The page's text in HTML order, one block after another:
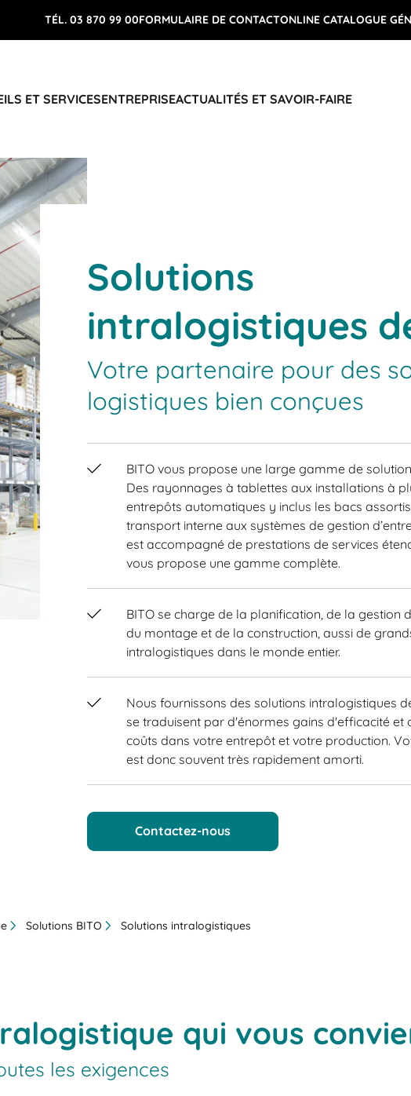
TÉL. 03 870 99 00FORMULAIRE DE CONTACTONLINE CATALOGUE
ET SERVICESENTREPRISEACTUALITÉS ET SAVOIR-FAIRE
Solutions
intralogistiques
Votre partenaire pour des
logistiques bien conçues
BITO vous propose une large gamme de
Des rayonnages à tablettes aux installations à
entrepôts automatiques y inclus les bacs
transport interne aux systèmes de gestion
est accompagné de prestations de services
vous propose une gamme complète.
BITO se charge de la planification, de la gestion
du montage et de la construction, aussi de
intralogistiques dans le monde entier.
Nous fournissons des solutions intralogistiques
se traduisent par d'énormes gains d'efficacité et
coûts dans votre entrepôt et votre production.
est donc souvent très rapidement amorti.
Contactez-nous
Solutions BITO Solutions intralogistiques
qui vous
les exigences